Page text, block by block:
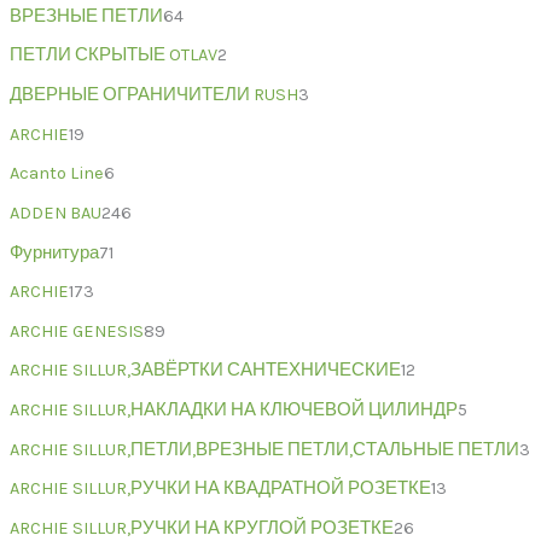
ВРЕЗНЫЕ ПЕТЛИ64
ПЕТЛИ СКРЫТЫЕ OTLAV2
ДВЕРНЫЕ ОГРАНИЧИТЕЛИ RUSH3
ARCHIE19
Acanto Line6
ADDEN BAU246
Фурнитура71
ARCHIE173
ARCHIE GENESIS89
ARCHIE SILLUR,ЗАВЁРТКИ САНТЕХНИЧЕСКИЕ12
ARCHIE SILLUR,НАКЛАДКИ НА КЛЮЧЕВОЙ ЦИЛИНДР5
ARCHIE SILLUR,ПЕТЛИ,ВРЕЗНЫЕ ПЕТЛИ,СТАЛЬНЫЕ ПЕТЛИ3
ARCHIE SILLUR,РУЧКИ НА КВАДРАТНОЙ РОЗЕТКЕ13
ARCHIE SILLUR,РУЧКИ НА КРУГЛОЙ РОЗЕТКЕ26